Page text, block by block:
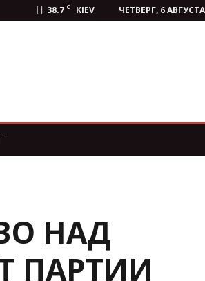
38.7 C KIEV ЧЕТВЕРГ, 6
НАД
ПАРТИИ